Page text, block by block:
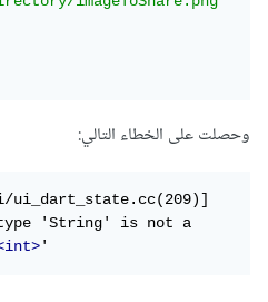
وحصلت على الخطاء التالي:
type 'String' is not a
<int>'